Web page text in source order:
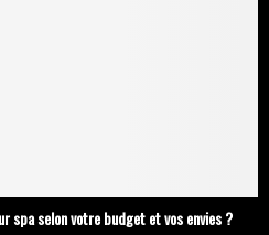
spa selon votre budget et vos envies ?